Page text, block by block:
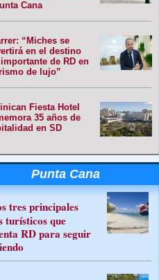
Cana
“Miches se
en el destino
de RD en
de lujo”
Fiesta Hotel
35 años de
en SD
Punta Cana
tres principales
turísticos que
RD para seguir